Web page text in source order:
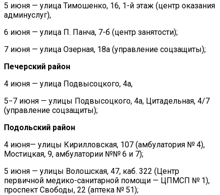
5 июня — улица Тимошенко, 16, 1-й этаж (центр оказания
админуслуг),
6 июня — улица П. Панча, 7-б (центр занятости);
7 июня — улица Озерная, 18а (управление соцзащиты);
Печерский район
4 июня — улица Подвысоцкого, 4а,
5−7 июня — улицы Подвысоцкого, 4а, Цитадельная, 4/7
(управление соцзащиты);
Подольский район
4 июня— улицы Кирилловская, 107 (амбулатория № 4),
Мостицкая, 9, амбулатории №№ 6 и 7);
5 июня — улицы Волошская, 47, каб. 322 (Центр
первичной медико-санитарной помощи — ЦПМСП № 1),
проспект Свободы, 22 (аптека № 51);